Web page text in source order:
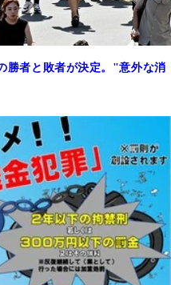
勝者と敗者が決定。"意外な消